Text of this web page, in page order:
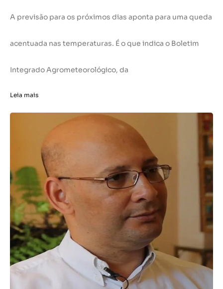
A previsão para os próximos dias aponta para uma queda
acentuada nas temperaturas. É o que indica o Boletim
Integrado Agrometeorológico, da
Leia mais